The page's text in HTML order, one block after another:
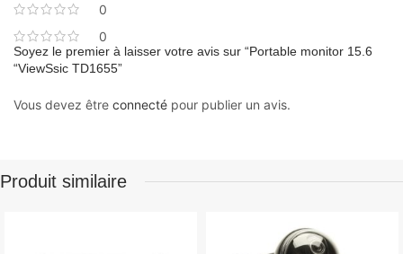
0
0
Soyez le premier à laisser votre avis sur “Portable monitor 15.6
“ViewSsic TD1655”
Vous devez être connecté pour publier un avis.
Produit similaire